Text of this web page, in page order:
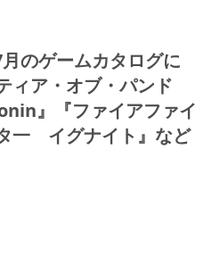
のゲームカタログに
ィア・オブ・パンド
』『ファイアファイ
一 イグナイト』など